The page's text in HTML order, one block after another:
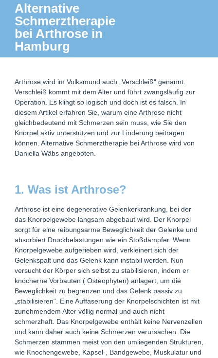
Alternative
Schmerztherapie
bei Arthrose in
Hamburg
Arthrose wird im Volksmund auch „Verschleiß“ genannt.
Verschleiß kommt mit dem Alter und führt zwangsläufig zur
Operation. Es klingt so logisch und doch ist es falsch. In
diesem Artikel erfahren Sie, warum eine Arthrose nicht
gleichbedeutend mit Schmerzen sein muss, wie Sie den
Knorpel aktiv unterstützen und zur Linderung beitragen
können. Alternative Schmerztherapie bei Arthrose wird von
Daniella Wäbs angeboten.
1. Was ist Arthrose?
Arthrose ist eine degenerative Gelenkerkrankung, bei der
das Knorpelgewebe langsam abgebaut wird. Der Knorpel
sorgt für eine reibungsarme Beweglichkeit der Gelenke und
absorbiert Druckbelastungen wie ein Stoßdämpfer. Wenn
Knorpelgewebe aufgerieben wird, verkleinert sich der
Gelenkspalt und das Gelenk kann instabil werden. Nun
versucht der Körper sich selbst zu stabilisieren, indem er
knöcherne Vorbauten ( Osteophyten) anlagert, um die
Beweglichkeit zu begrenzen und das Gelenk passiv zu
„stabilisieren“. Eine Auffaserung der Knorpelschichten ist mit
zunehmendem Alter völlig normal und auch nicht
schmerzhaft. Das Knorpelgewebe enthält keine Nervenzellen
und kann daher auch keine Schmerzen verursachen. Die
Schmerzen stammen meist von den umliegenden Strukturen,
wie Knochengewebe, Kapsel-, Bandgewebe, Muskulatur und